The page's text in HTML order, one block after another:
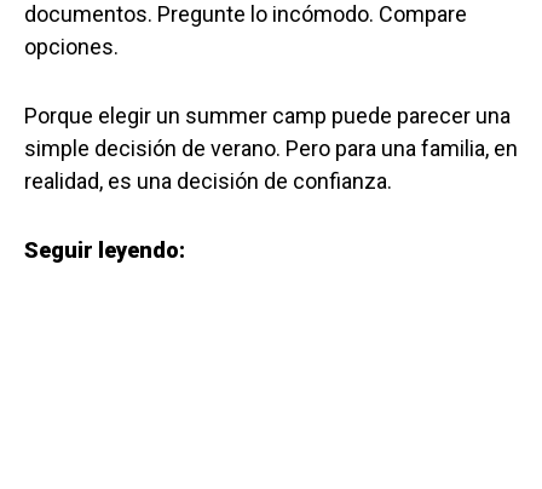
documentos. Pregunte lo incómodo. Compare
opciones.
Porque elegir un summer camp puede parecer una
simple decisión de verano. Pero para una familia, en
realidad, es una decisión de confianza.
Seguir leyendo: